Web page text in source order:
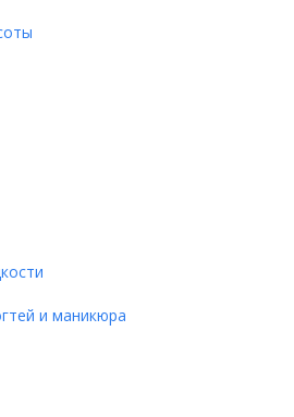
и маникюра